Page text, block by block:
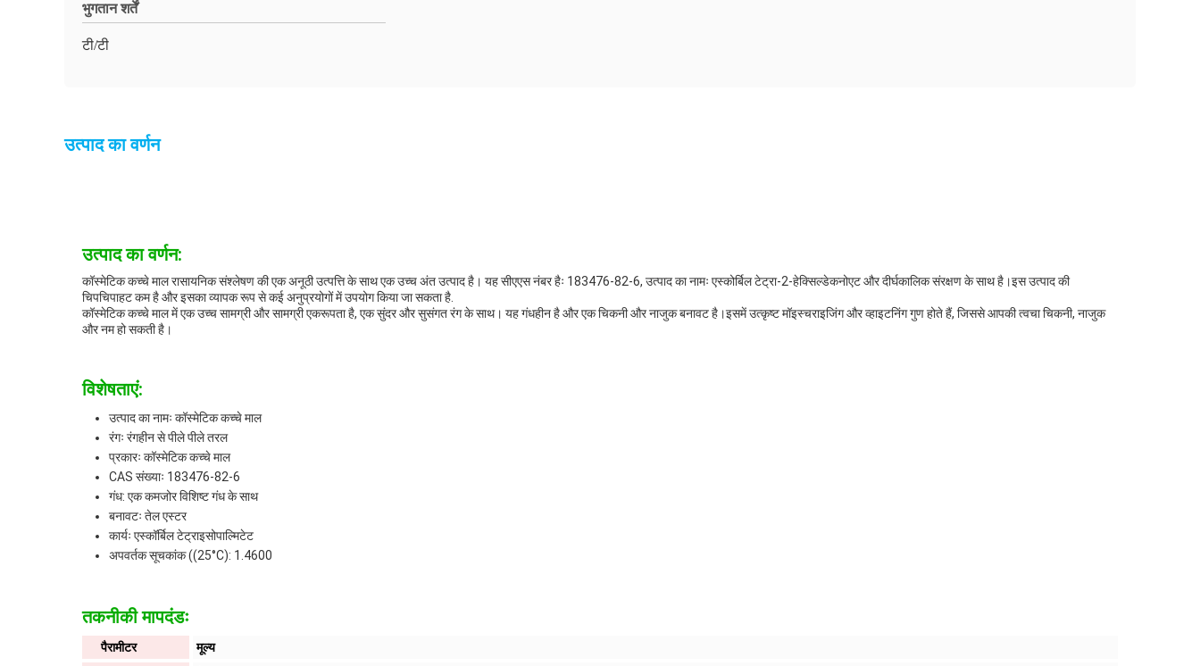
भुगतान शर्तें
टी/टी
उत्पाद का वर्णन
उत्पाद का वर्णन:
कॉस्मेटिक कच्चे माल रासायनिक संश्लेषण की एक अनूठी उत्पत्ति के साथ एक उच्च अंत उत्पाद है। यह सीएएस नंबर हैः 183476-82-6, उत्पाद का नामः एस्कोर्बिल टेट्रा-2-हेक्सिल्डेकनोएट और दीर्घकालिक संरक्षण के साथ है।इस उत्पाद की
चिपचिपाहट कम है और इसका व्यापक रूप से कई अनुप्रयोगों में उपयोग किया जा सकता है.
कॉस्मेटिक कच्चे माल में एक उच्च सामग्री और सामग्री एकरूपता है, एक सुंदर और सुसंगत रंग के साथ। यह गंधहीन है और एक चिकनी और नाजुक बनावट है।इसमें उत्कृष्ट मॉइस्चराइजिंग और व्हाइटनिंग गुण होते हैं, जिससे आपकी त्वचा चिकनी, नाजुक
और नम हो सकती है।
विशेषताएं:
उत्पाद का नामः कॉस्मेटिक कच्चे माल
रंगः रंगहीन से पीले पीले तरल
प्रकारः कॉस्मेटिक कच्चे माल
CAS संख्याः 183476-82-6
गंध: एक कमजोर विशिष्ट गंध के साथ
बनावटः तेल एस्टर
कार्यः एस्कॉर्बिल टेट्राइसोपाल्मिटेट
अपवर्तक सूचकांक ((25°C): 1.4600
तकनीकी मापदंडः
पैरामीटर
मूल्य